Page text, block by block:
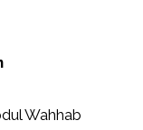
Wahhab